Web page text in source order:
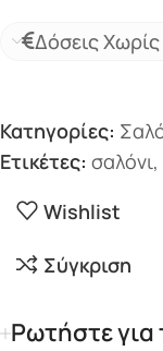
Δόσεις
Κατηγορίες:
Ετικέτες: σαλόνι,
Wishlist
Σύγκριση
Ρωτήστε για